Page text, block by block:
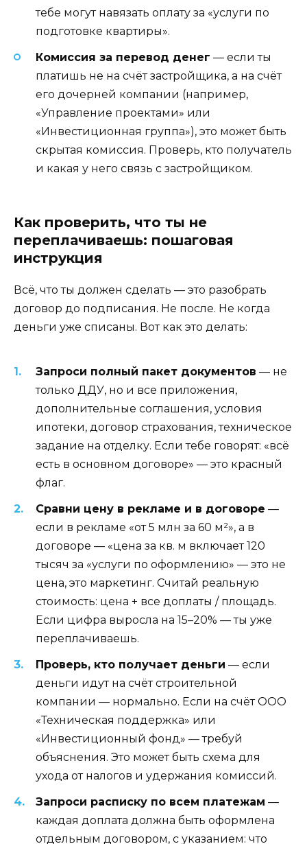
тебе могут навязать оплату за «услуги по
подготовке квартиры».
Комиссия за перевод денег — если ты
платишь не на счёт застройщика, а на счёт
его дочерней компании (например,
«Управление проектами» или
«Инвестиционная группа»), это может быть
скрытая комиссия. Проверь, кто получатель
и какая у него связь с застройщиком.
Как проверить, что ты не
переплачиваешь: пошаговая
инструкция
Всё, что ты должен сделать — это разобрать
договор до подписания. Не после. Не когда
деньги уже списаны. Вот как это делать:
Запроси полный пакет документов — не
только ДДУ, но и все приложения,
дополнительные соглашения, условия
ипотеки, договор страхования, техническое
задание на отделку. Если тебе говорят: «всё
есть в основном договоре» — это красный
флаг.
Сравни цену в рекламе и в договоре —
если в рекламе «от 5 млн за 60 м²», а в
договоре — «цена за кв. м включает 120
тысяч за «услуги по оформлению» — это не
цена, это маркетинг. Считай реальную
стоимость: цена + все доплаты / площадь.
Если цифра выросла на 15–20% — ты уже
переплачиваешь.
Проверь, кто получает деньги — если
деньги идут на счёт строительной
компании — нормально. Если на счёт ООО
«Техническая поддержка» или
«Инвестиционный фонд» — требуй
объяснения. Это может быть схема для
ухода от налогов и удержания комиссий.
Запроси расписку по всем платежам —
каждая доплата должна быть оформлена
отдельным договором, с указанием: что